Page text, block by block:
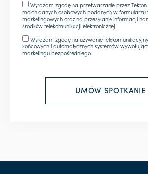
Wyrażam zgodę na przetwarzanie przez Tekton
moich danych osobowych podanych w formularzu
marketingowych oraz na przesyłanie informacji
środków telekomunikacji elektronicznej.
Wyrażam zgodę na używanie
końcowych i automatycznych systemów
marketingu bezpośredniego.